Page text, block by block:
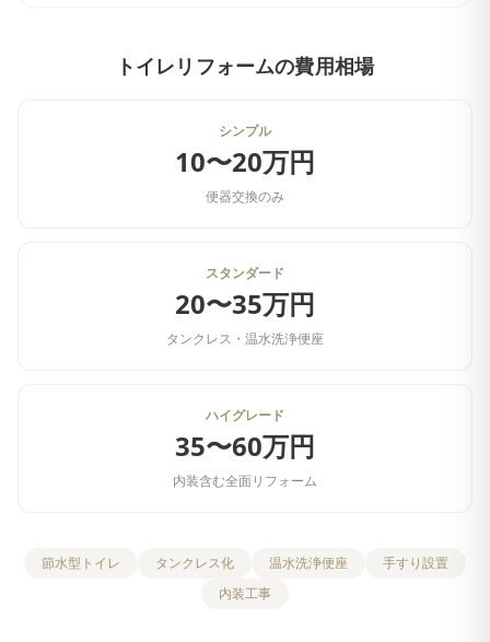
トイレリフォームの費用相場
シンプル
10〜20万円
便器交換のみ
スタンダード
20〜35万円
タンクレス・温水洗浄便座
ハイグレード
35〜60万円
内装含む全面リフォーム
節水型トイレ タンクレス化 温水洗浄便座
手すり設置
内装工事